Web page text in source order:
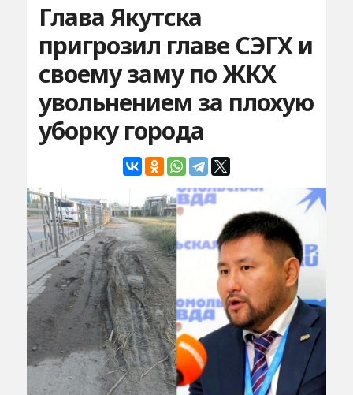
Глава Якутска
пригрозил главе СЭГХ и
своему заму по ЖКХ
увольнением за плохую
уборку города